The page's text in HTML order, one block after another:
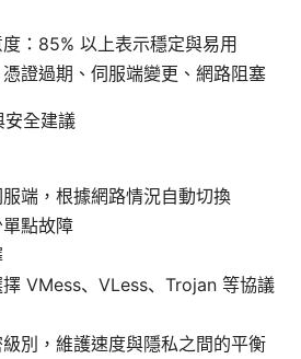
：85% 以上表示穩定與易用
證過期、伺服端變更、網路阻塞
安全建議
端，根據網路情況自動切換
點故障
VMess、VLess、Trojan 等協議
別，維護速度與隱私之間的平衡